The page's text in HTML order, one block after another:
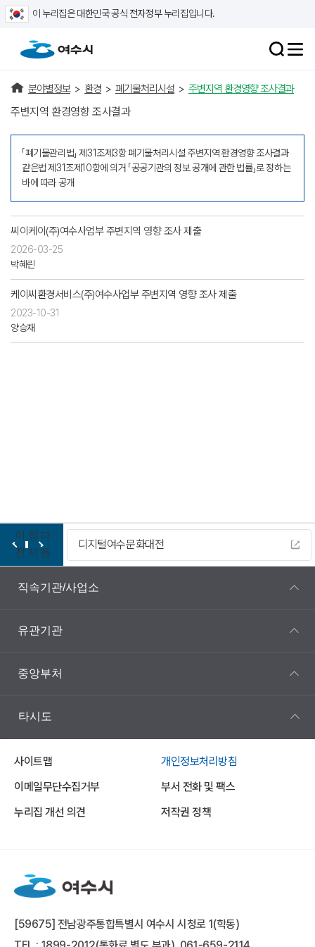
이 누리집은 대한민국 공식 전자정부 누리집입니다.
분야별정보 > 환경 > 폐기물처리시설 > 주변지역 환경영향 조사결과
주변지역 환경영향 조사결과
「폐기물관리법」 제31조제3항 폐기물처리시설 주변지역 환경영향 조사결과
같은법 제31조제10항에 의거 「공공기관의 정보 공개에 관한 법률」로 정하는
바에 따라 공개
씨이케이(주)여수사업부 주변지역 영향 조사 제출
2026-03-25
박혜린
케이씨환경서비스(주)여수사업부 주변지역 영향 조사 제출
2023-10-31
양승재
이
전
정
지
다
음
디지털여수문화대전
직속기관/사업소
유관기관
중앙부처
타시도
사이트맵
개인정보처리방침
이메일무단수집거부
부서 전화 및 팩스
누리집 개선 의견
저작권 정책
[59675] 전남광주통합특별시 여수시 시청로 1(학동)